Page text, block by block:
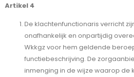
Artikel 4
De klachtenfunctionaris verricht
onafhankelijk en onpartijdig
Wkkgz voor hem geldende
functiebeschrijving. De
inmenging in de wijze waarop de